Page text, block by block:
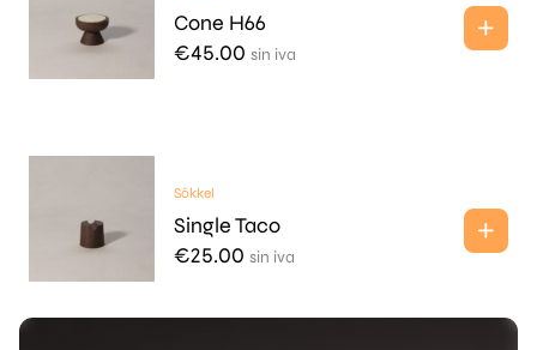
Cone H66
€45.00 sin iva
Sōkkel
Single Taco
€25.00 sin iva